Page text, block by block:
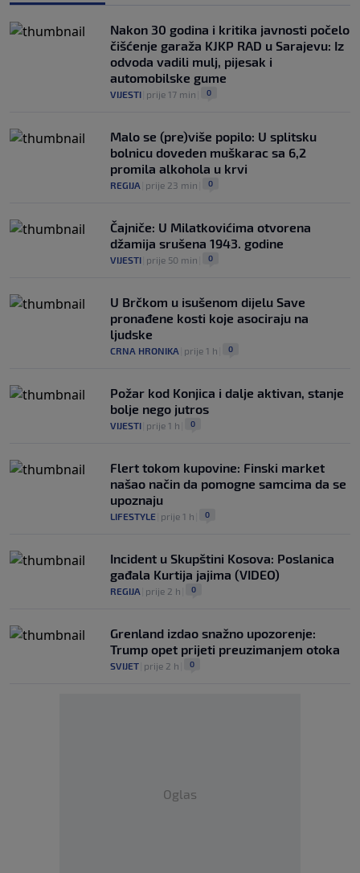
trener u historiji i jedan od najplaćenijih
selektora svijeta
NOGOMET |prije 9 h 0
Nakon 30 godina i kritika javnosti počelo
čišćenje garaža KJKP RAD u Sarajevu: Iz
odvoda vadili mulj, pijesak i
automobilske gume
VIJESTI prije 17 min 0
Malo se (pre)više popilo: U splitsku
bolnicu doveden muškarac sa 6,2
promila alkohola u krvi
REGIJA prije 23 min 0
Čajniče: U Milatkovićima otvorena
džamija srušena 1943. godine
VIJESTI prije 50 min 0
U Brčkom u isušenom dijelu Save
pronađene kosti koje asociraju na
ljudske
CRNA HRONIKA prije 1 h 0
Požar kod Konjica i dalje aktivan, stanje
bolje nego jutros
VIJESTI prije 1 h 0
Flert tokom kupovine: Finski market
našao način da pomogne samcima da se
upoznaju
LIFESTYLE prije 1 h 0
Incident u Skupštini Kosova: Poslanica
gađala Kurtija jajima (VIDEO)
REGIJA prije 2 h 0
Grenland izdao snažno upozorenje:
Trump opet prijeti preuzimanjem otoka
SVIJET prije 2 h 0
Oglas